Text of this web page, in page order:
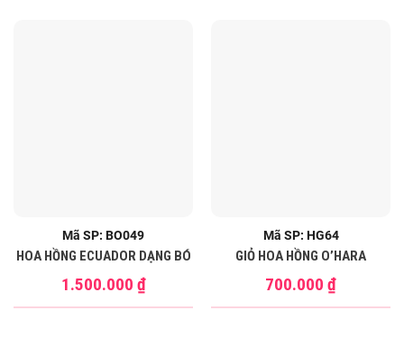
Mã SP: BO049
HOA HỒNG ECUADOR DẠNG BÓ
1.500.000 ₫
Mã SP: HG64
GIỎ HOA HỒNG O’HARA
700.000 ₫